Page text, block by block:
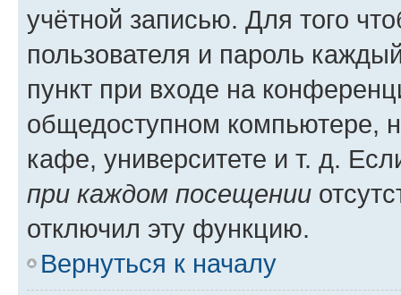
учётной записью. Для того
пользователя и пароль
пункт при входе на
общедоступном компьютере,
кафе, университете и т. д.
при каждом посещении
отключил эту функцию.
Вернуться к началу